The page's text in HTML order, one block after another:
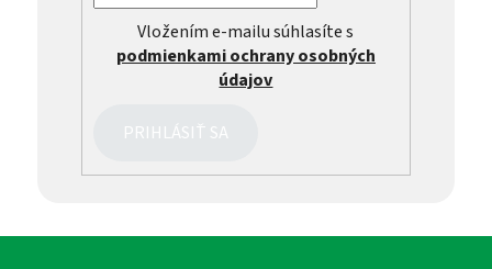
Vložením e-mailu súhlasíte s
podmienkami ochrany osobných
údajov
PRIHLÁSIŤ SA
Z